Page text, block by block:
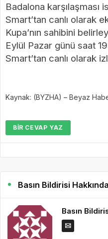
Badalona karşılaşması
Smart’tan canlı olarak
Kupa’nın sahibini
Eylül Pazar günü saat
Smart’tan canlı olarak
Kaynak: (BYZHA) – Beyaz
BIR CEVAP YAZ
Basın Bildirisi Hakkında
Basın